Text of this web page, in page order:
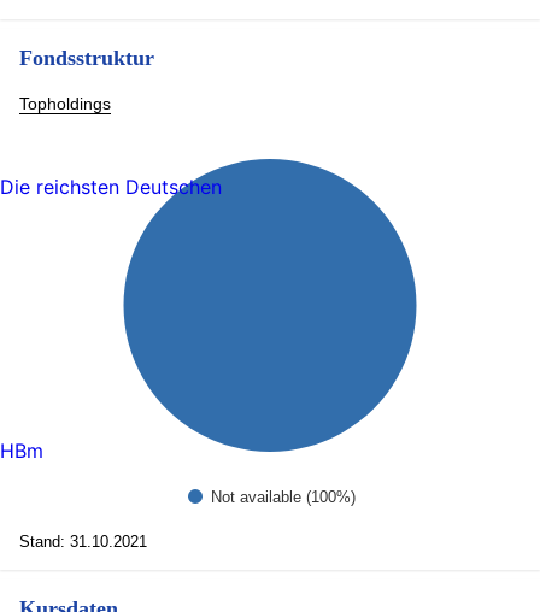
Fondsstruktur
Topholdings
Not available (100%)
Stand: 31.10.2021
Die reichsten Deutschen
HBm